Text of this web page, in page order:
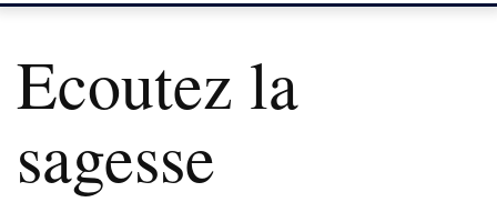
Ecoutez la
sagesse